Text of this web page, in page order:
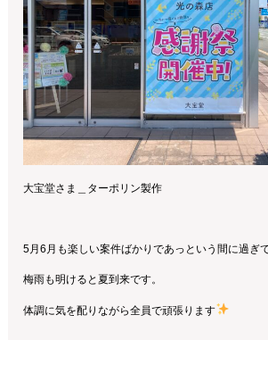
大宝堂さま＿ターポリン製作
5月6月も楽しい案件ばかりであっという間に過ぎ
梅雨も明けると夏到来です。
体調に気を配りながら全員で頑張ります